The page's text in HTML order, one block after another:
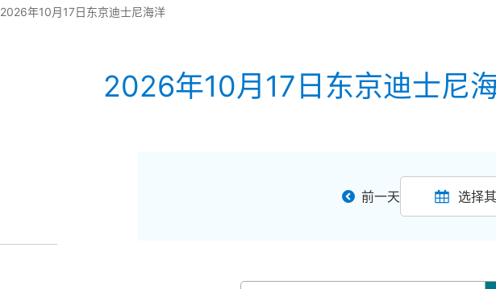
2026年10月17日东京迪士尼海洋
2026年10月17日东京迪士尼
前一天 选择